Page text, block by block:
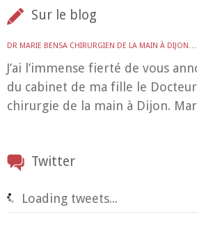
Sur le blog
DR MARIE BENSA CHIRURGIEN DE LA MAIN À DIJON….
J’ai l’immense fierté de vous
du cabinet de ma fille le
chirurgie de la main à Dijon.
Twitter
Loading tweets...